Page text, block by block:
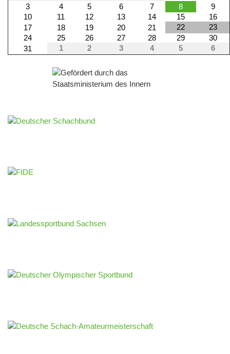
3
4 5 6 7 8
9
10
11 12 13 14 15
16
17
18 19 20 21 22
23
24
25 26 27 28 29
30
31
1 2 3 4 5 6